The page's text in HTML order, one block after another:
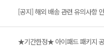
[공지] 해외 배송 관련 유의사항
★기간한정★ 아이패드 패키지